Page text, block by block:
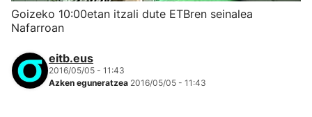
Goizeko 10:00etan itzali dute ETBren seinalea
Nafarroan
eitb.eus
2016/05/05 - 11:43
Azken eguneratzea 2016/05/05 - 11:43